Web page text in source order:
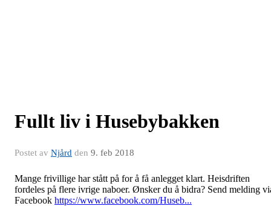
Fullt liv i Husebybakken
Postet av Njård den 9. feb 2018
Mange frivillige har stått på for å få anlegget klart. Heisdriften
fordeles på flere ivrige naboer. Ønsker du å bidra? Send melding
Facebook https://www.facebook.com/Huseb...